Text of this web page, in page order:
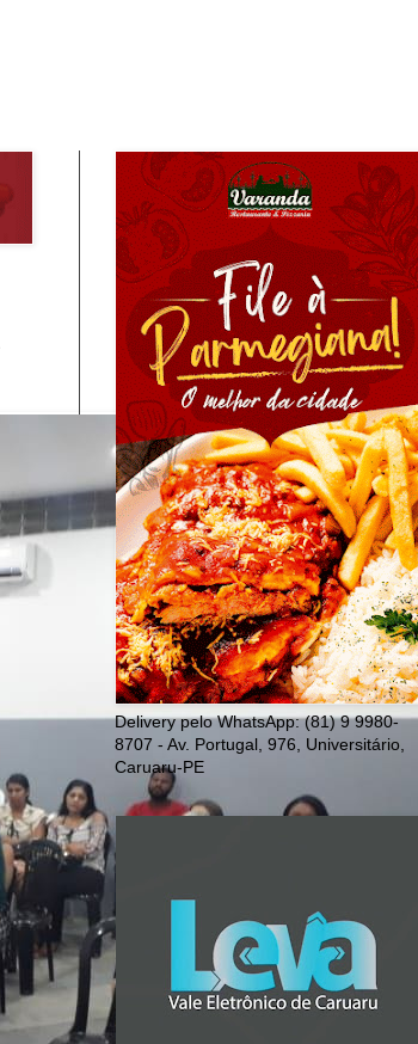
Delivery pelo WhatsApp: (81) 9 9980-
8707 - Av. Portugal, 976, Universitário,
Caruaru-PE